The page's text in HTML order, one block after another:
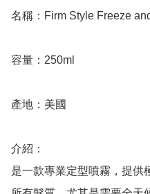
名稱：Firm Style Freeze
容量：250ml
產地：美國
介紹：
是一款專業定型噴霧，提供